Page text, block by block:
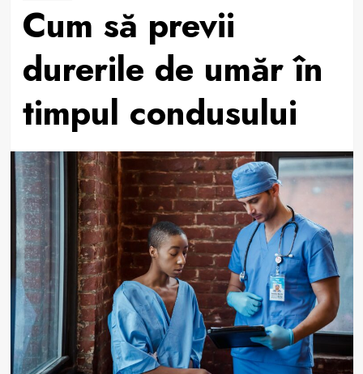
Cum să previi
durerile de umăr în
timpul condusului